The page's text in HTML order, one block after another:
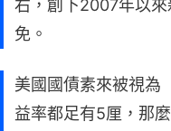
右，創下2007年以
免。
美國國債素來被視為
益率都足有5厘，那